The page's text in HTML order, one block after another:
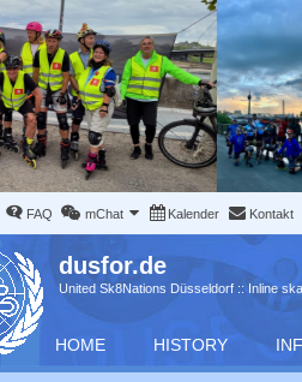
FAQ mChat Kalender Kontakt
dusfor.de
United Sk8Nations Düsseldorf :: Inline
HOME HISTORY